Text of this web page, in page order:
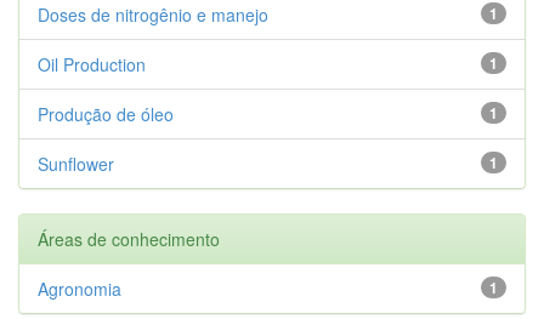
1
Doses de nitrogênio e manejo
1
Oil Production
1
Produção de óleo
1
Sunflower
Áreas de conhecimento
1
Agronomia